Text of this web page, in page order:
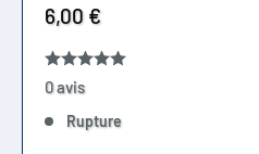
Prix
réduit
6,00 €
0 avis
Rupture